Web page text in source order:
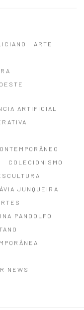
ARTE
ARTIFICIAL
COLECIONISMO
JUNQUEIRA
PANDOLFO
NEWS